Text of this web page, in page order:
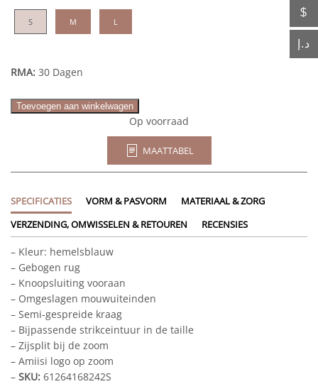
S M L
RMA: 30 Dagen
Carthage
Toevoegen aan winkelwagen
Op voorraad
MAATTABEL
SPECIFICATIES VORM & PASVORM
MATERIAAL & ZORG
VERZENDING, OMWISSELEN & RETOUREN
RECENSIES
– Kleur: hemelsblauw
– Gebogen rug
– Knoopsluiting vooraan
– Omgeslagen mouwuiteinden
– Semi-gespreide kraag
– Bijpassende strikceintuur in de taille
– Zijsplit bij de zoom
– Amiisi logo op zoom
– SKU: 61264168242S
$
د.إ